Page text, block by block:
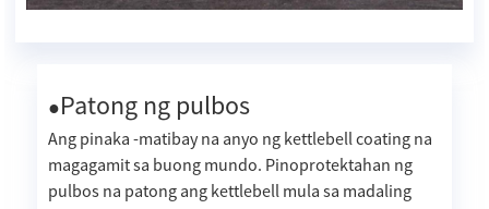
●Patong ng pulbos
Ang pinaka -matibay na anyo ng kettlebell coating na
magagamit sa buong mundo. Pinoprotektahan ng
pulbos na patong ang kettlebell mula sa madaling